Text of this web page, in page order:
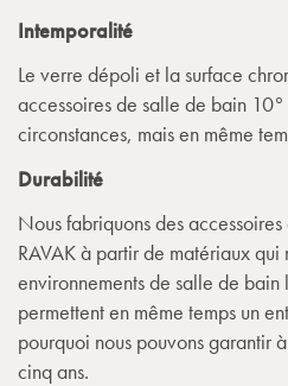
Intemporalité
Le verre dépoli et la surface
accessoires de salle de bain
circonstances, mais en même
Durabilité
Nous fabriquons des
RAVAK à partir de matériaux qui
environnements de salle de bain
permettent en même temps un
pourquoi nous pouvons garantir
cinq ans.